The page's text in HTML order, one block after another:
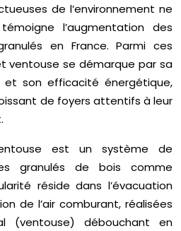
de l’environnement ne
l’augmentation des
en France. Parmi ces
ventouse se démarque par sa
et son efficacité énergétique,
de foyers attentifs à leur
est un système de
granulés de bois comme
réside dans l’évacuation
de l’air comburant, réalisées
(ventouse) débouchant en